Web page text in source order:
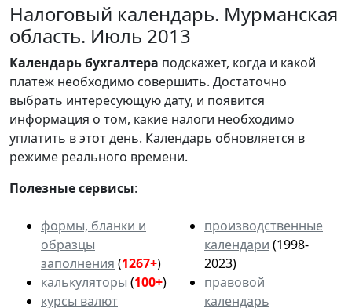
Налоговый календарь. Мурманская
область. Июль 2013
Календарьбухгалтера подскажет, когда и какой
платеж необходимо совершить. Достаточно
выбрать интересующую дату, и появится
информация о том, какие налоги необходимо
уплатить в этот день. Календарь обновляется в
режиме реального времени.
Полезные сервисы:
формы, бланки и
образцы
заполнения (1267+)
калькуляторы (100+)
курсы валют
производственные
календари (1998-
2023)
правовой
календарь